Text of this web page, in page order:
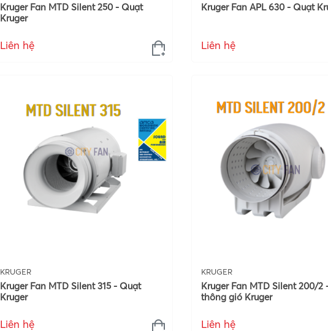
Kruger Fan MTD Silent 250 - Quạt
Kruger
Liên hệ
Kruger Fan APL 630 - Quạt
Liên hệ
KRUGER
Kruger Fan MTD Silent 315 - Quạt
Kruger
Liên hệ
KRUGER
Kruger Fan MTD Silent 200/2
thông gió Kruger
Liên hệ